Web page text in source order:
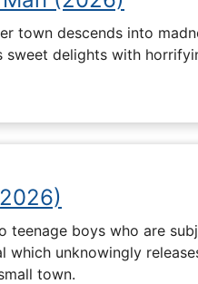
town descends into
sweet delights with
teenage boys who are
which unknowingly
town.